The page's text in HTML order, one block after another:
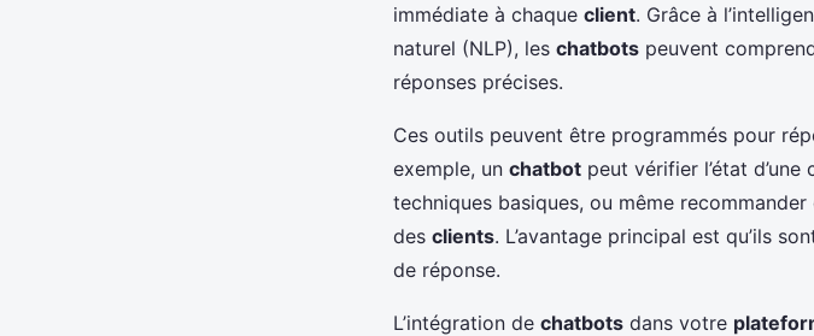
immédiate à chaque client. Grâce à
naturel (NLP), les chatbots peuvent
réponses précises.
Ces outils peuvent être programmés pour
exemple, un chatbot peut vérifier l’état
techniques basiques, ou même
des clients. L’avantage principal est qu’ils
de réponse.
L’intégration de chatbots dans votre